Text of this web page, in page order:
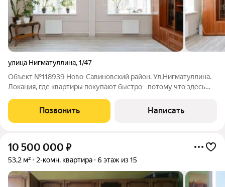
улица Нигматуллина,1/47
Объект №118939 Ново-Савиновский район. Ул,Нигматуллина.
Локация, где квартиры покупают быстро - потому что здесь
кв.м на 7 этаже в одном из самых востребованных районов
Казани. О Квартире: -
Позвонить Написать
10 500 000 ₽
53,2 м² 2-комн. квартира 6 этаж из 15